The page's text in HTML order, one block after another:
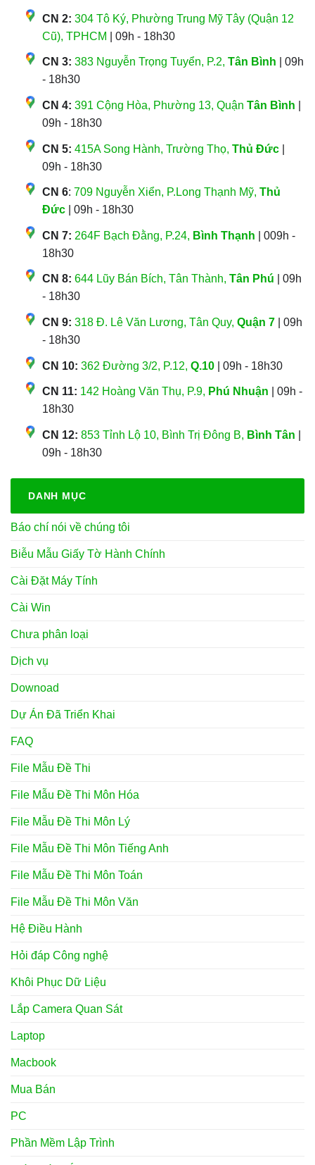
CN 2: 304 Tô Ký, Phường Trung Mỹ Tây (Quận 12
Cũ), TPHCM
| 09h - 18h30
CN 3: 383 Nguyễn Trọng Tuyển, P.2, Tân Bình | 09h
- 18h30
CN 4: 391 Cộng Hòa, Phường 13, Quận Tân Bình
09h - 18h30
CN 5: 415A Song Hành, Trường Thọ, Thủ Đức
09h - 18h30
CN 6: 709 Nguyễn Xiển, P.Long Thạnh Mỹ, Thủ
Đức | 09h - 18h30
CN 7: 264F Bạch Đằng, P.24, Bình Thạnh | 009h -
18h30
CN 8: 644 Lũy Bán Bích, Tân Thành, Tân Phú | 09h
- 18h30
CN 9: 318 Đ. Lê Văn Lương, Tân Quy, Quận 7 | 09h
- 18h30
CN 10: 362 Đường 3/2, P.12, Q.10 | 09h - 18h30
CN 11: 142 Hoàng Văn Thụ, P.9, Phú Nhuận | 09h -
18h30
CN 12: 853 Tỉnh Lộ 10, Bình Trị Đông B, Bình Tân
09h - 18h30
DANH MỤC
Báo chí nói về chúng tôi
Biễu Mẫu Giấy Tờ Hành Chính
Cài Đặt Máy Tính
Cài Win
Chưa phân loại
Dịch vụ
Downoad
Dự Án Đã Triển Khai
FAQ
File Mẫu Đề Thi
File Mẫu Đề Thi Môn Hóa
File Mẫu Đề Thi Môn Lý
File Mẫu Đề Thi Môn Tiếng Anh
File Mẫu Đề Thi Môn Toán
File Mẫu Đề Thi Môn Văn
Hệ Điều Hành
Hỏi đáp Công nghệ
Khôi Phục Dữ Liệu
Lắp Camera Quan Sát
Laptop
Macbook
Mua Bán
PC
Phần Mềm Lập Trình